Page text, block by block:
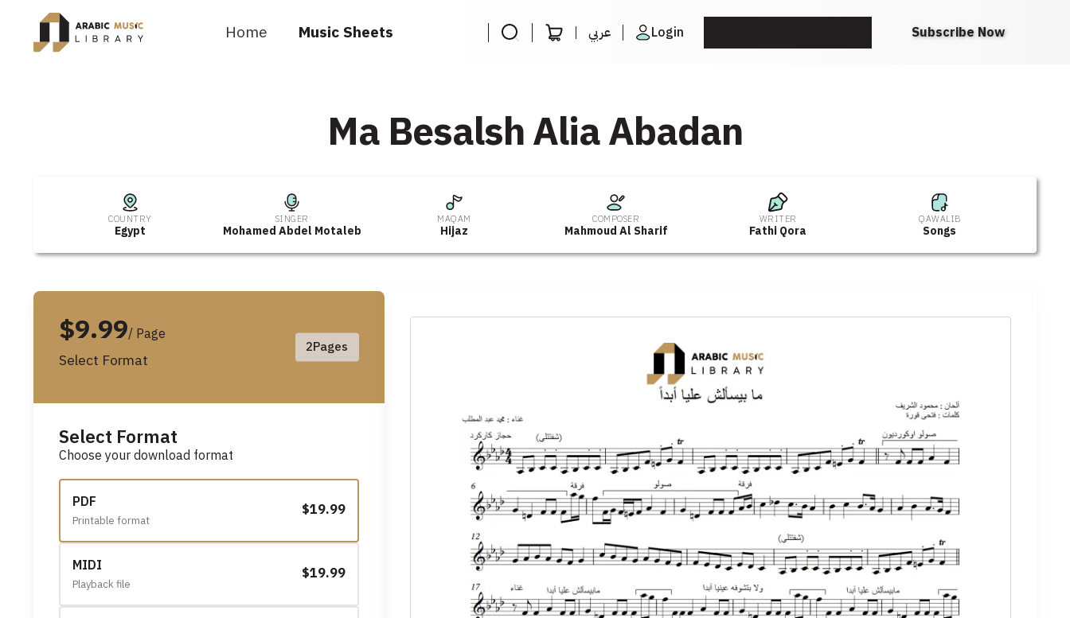
Home Music Sheets عربي Login Subscribe Now
Ma Besalsh Alia Abadan
COUNTRY
Egypt
SINGER
Mohamed Abdel Motaleb
MAQAM
Hijaz
COMPOSER
Mahmoud Al Sharif
WRITER
Fathi Qora
QAWALIB
Songs
$9.99/ Page
Select Format
2Pages
Select Format
Choose your download format
PDF
Printable format
$19.99
MIDI
Playback file
$19.99